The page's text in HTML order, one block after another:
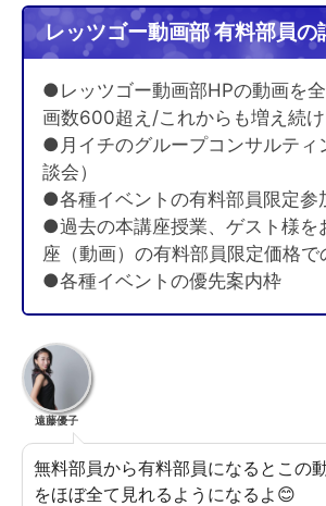
レッツゴー動画部 有料部員の
●レッツゴー動画部HPの動画を
画数600超え/これからも増え続け
●月イチのグループコンサルティ
談会）
●各種イベントの有料部員限定参
●過去の本講座授業、ゲスト様を
座（動画）の有料部員限定価格で
●各種イベントの優先案内枠
遠藤優子
無料部員から有料部員になるとこの
をほぼ全て見れるようになるよ😊